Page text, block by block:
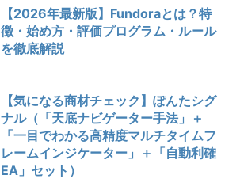
【2026年最新版】Fundoraとは？特
徴・始め方・評価プログラム・ルール
を徹底解説
【気になる商材チェック】ぽんたシグ
ナル（「天底ナビゲーター手法」＋
「一目でわかる高精度マルチタイムフ
レームインジケーター」＋「自動利確
EA」セット）